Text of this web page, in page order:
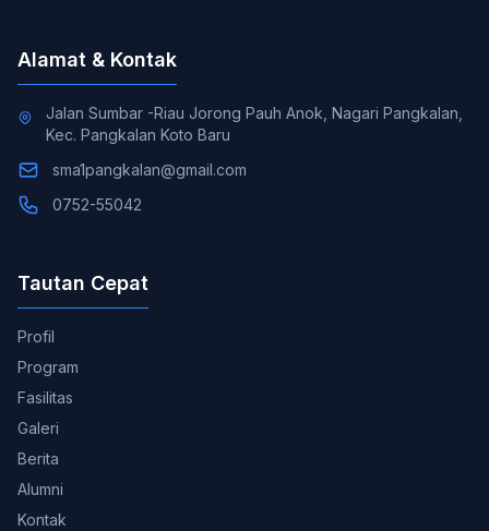
Alamat & Kontak
Jalan Sumbar -Riau Jorong Pauh Anok, Nagari Pangkalan,
Kec. Pangkalan Koto Baru
sma1pangkalan@gmail.com
0752-55042
Tautan Cepat
Profil
Program
Fasilitas
Galeri
Berita
Alumni
Kontak